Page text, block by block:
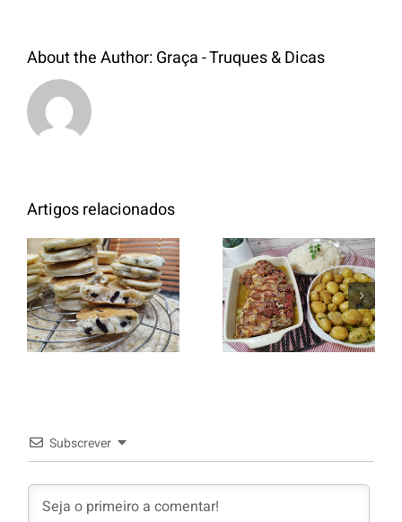
About the Author:Graça - Truques & Dicas
Artigos relacionados
Panquecas
com Oreo
Entrecosto
italiano c/
batata a
murro e
Subscrever